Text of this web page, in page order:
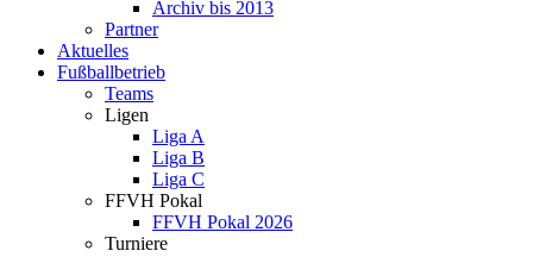
Archiv bis 2013
Partner
Aktuelles
Fußballbetrieb
Teams
Ligen
Liga A
Liga B
Liga C
FFVH Pokal
FFVH Pokal 2026
Turniere